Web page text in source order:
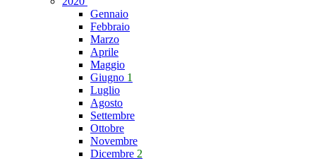
Gennaio
Febbraio
Marzo
Aprile
Maggio
Giugno 1
Luglio
Agosto
Settembre
Ottobre
Novembre
Dicembre 2